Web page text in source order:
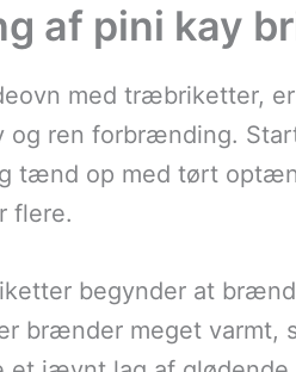
af pini kay
med træbriketter,
ren forbrænding.
tænd op med tørt
flere.
begynder at
brænder meget varmt,